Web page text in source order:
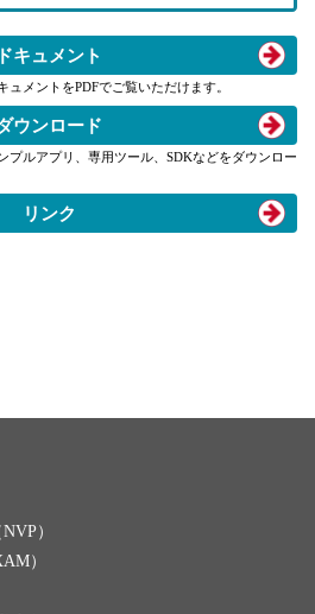
ドキュメント
メントをPDFでご覧いただけます。
ウンロード
プルアプリ、専用ツール、SDKなどをダウンロー
リンク
）
）